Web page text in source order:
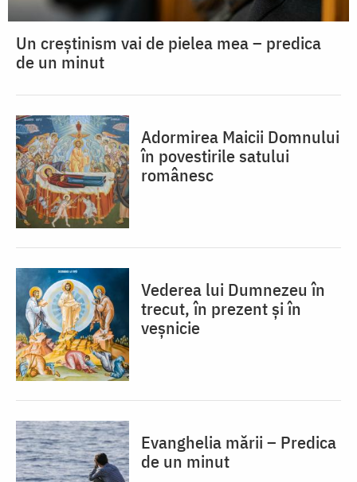
Un creștinism vai de pielea mea – predica
de un minut
Adormirea Maicii Domnului
în povestirile satului
românesc
Vederea lui Dumnezeu în
trecut, în prezent și în
veșnicie
Evanghelia mării – Predica
de un minut